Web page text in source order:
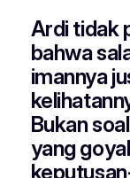
Ardi tidak
bahwa
imannya
Bukan
yang